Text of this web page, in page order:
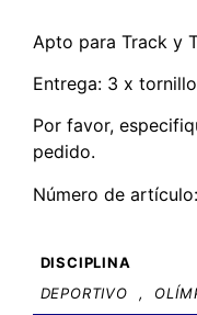
Apto para Track y
Entrega: 3 x
Por favor,
pedido.
Número de
DISCIPLINA
DEPORTIVO
,